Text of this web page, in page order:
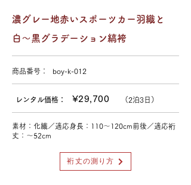
濃グレー地赤いスポーツカー羽織と
白〜黒グラデーション縞袴
商品番号： boy-k-012
レンタル価格： ¥29,700 （2泊3日）
素材：化繊／適応身長：110〜120cm前後／適応裄
丈：〜52cm
裄丈の測り方